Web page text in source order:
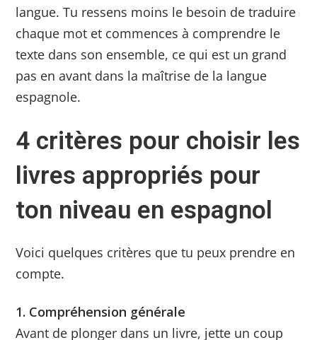
langue. Tu ressens moins le besoin de traduire
chaque mot et commences à comprendre le
texte dans son ensemble, ce qui est un grand
pas en avant dans la maîtrise de la langue
espagnole.
4 critères pour choisir les
livres appropriés pour
ton niveau en espagnol
Voici quelques critères que tu peux prendre en
compte.
1. Compréhension générale
Avant de plonger dans un livre, jette un coup